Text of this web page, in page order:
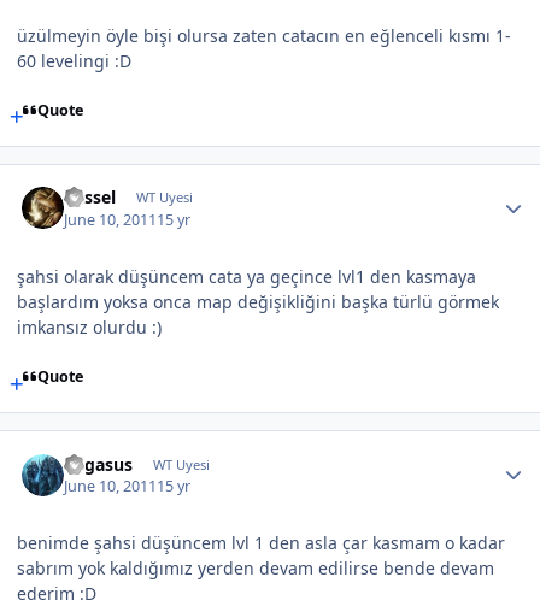
üzülmeyin öyle bişi olursa zaten catacın en eğlenceli kısmı 1-
60 levelingi :D
Quote
Kessel WT Uyesi
June 10, 201115 yr
şahsi olarak düşüncem cata ya geçince lvl1 den kasmaya
başlardım yoksa onca map değişikliğini başka türlü görmek
imkansız olurdu :)
Quote
Pegasus WT Uyesi
June 10, 201115 yr
benimde şahsi düşüncem lvl 1 den asla çar kasmam o kadar
sabrım yok kaldığımız yerden devam edilirse bende devam
ederim :D